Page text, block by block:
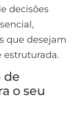
decisões
que desejam
estruturada.
de
o seu